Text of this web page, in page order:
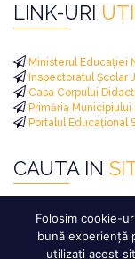
LINK-URI
Ministerul Educației
Inspectoratul Școlar
Casa Corpului
Primăria Municipiului
Portalul Educațional
CAUTA IN
Caută
după:
Folosim cookie-
bună experiență
utilizați acest